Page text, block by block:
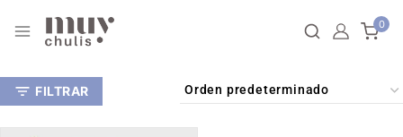
0
FILTRAR